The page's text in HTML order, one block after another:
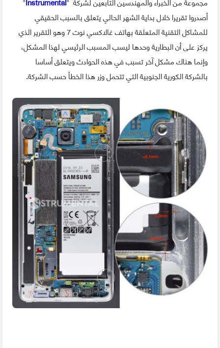
أصدروا تقريرا خلال بداية الشهر الحالي يتعلق بالسبب الحقيقي
للمشاكل التقنية المتعلقة بهاتف غالاكسي نوت 7 وهو التقرير الذي
يركز على أن البطارية وحدها ليسب المسبب الرئيسي لهذا المشكل،
وإنما هناك مشكل آخر تسبب في هذه الحوادث ويتعلق أساسا
بالشركة الكورية الجنوبية التي تتحمل وزر هذا الخطأ حسب الشركة.